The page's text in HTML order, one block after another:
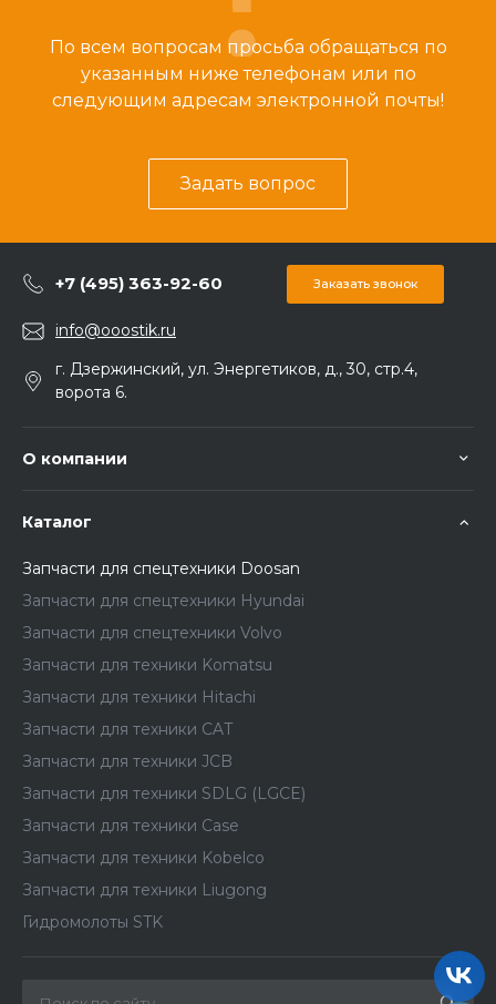
По всем вопросам просьба обращаться по
указанным ниже телефонам или по
следующим адресам электронной почты!
Задать вопрос
+7 (495) 363-92-60 Заказать звонок
info@ooostik.ru
г. Дзержинский, ул. Энергетиков, д., 30, стр.4,
ворота 6.
О компании
Каталог
Запчасти для спецтехники Doosan
Запчасти для спецтехники Hyundai
Запчасти для спецтехники Volvo
Запчасти для техники Komatsu
Запчасти для техники Hitachi
Запчасти для техники CAT
Запчасти для техники JCB
Запчасти для техники SDLG (LGCE)
Запчасти для техники Case
Запчасти для техники Kobelco
Запчасти для техники Liugong
Гидромолоты STK